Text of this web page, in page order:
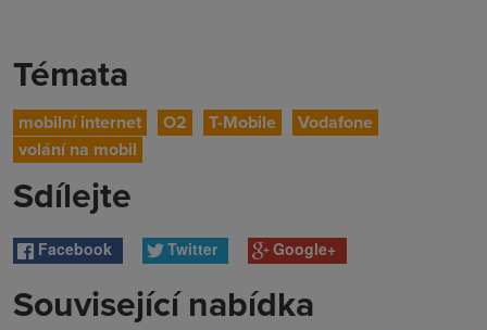
Témata
mobilní internet O2 T-Mobile
Vodafone
volání na mobil
Sdílejte
Facebook Twitter Google+
Související nabídka